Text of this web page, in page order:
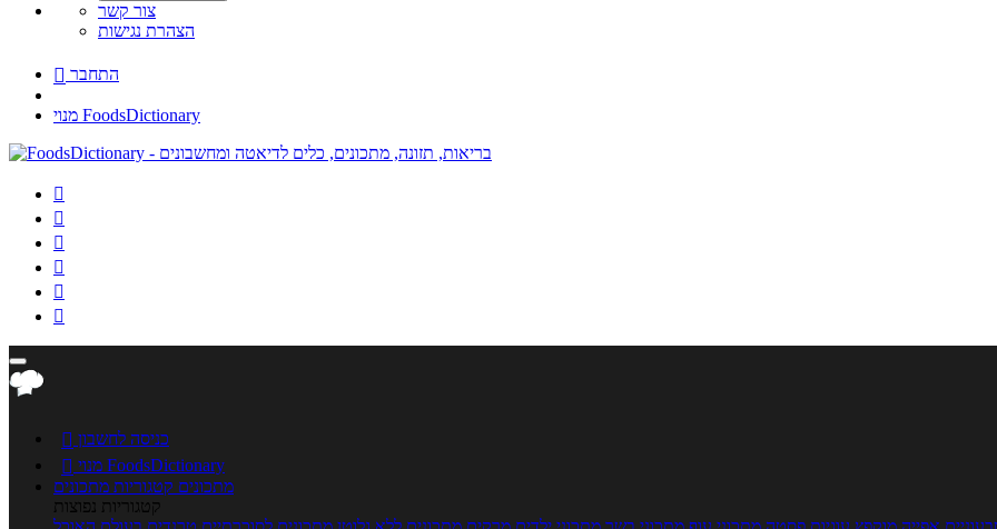
צור קשר
הצהרת נגישות
 התחבר
מנוי FoodsDictionary






 כניסה לחשבון

מנוי FoodsDictionary
מתכונים קטגוריות מתכונים
קטגוריות נפוצות